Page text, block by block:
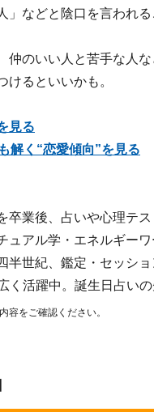
」などと陰口を言われ
仲のいい人と苦手な人
けるといいかも。
見る
解く“恋愛傾向”を見る
卒業後、占いや心理テ
ュアル学・エネルギー
半世紀、鑑定・セッシ
活躍中。誕生日占いの
容をご確認ください。